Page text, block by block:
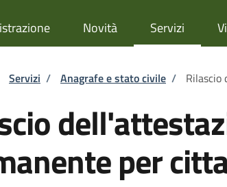
Novità Servizi
di pane
Servizi / Anagrafe e stato civile /
per